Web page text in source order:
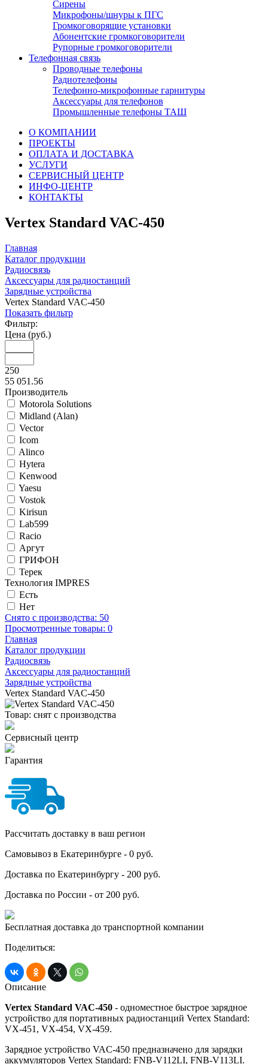
Сирены
Микрофоны/шнуры к ПГС
Громкоговорящие установки
Абонентские громкоговорители
Рупорные громкоговорители
Телефонная связь
Проводные телефоны
Радиотелефоны
Телефонно-микрофонные гарнитуры
Аксессуары для телефонов
Промышленные телефоны ТАШ
О КОМПАНИИ
ПРОЕКТЫ
ОПЛАТА И ДОСТАВКА
УСЛУГИ
СЕРВИСНЫЙ ЦЕНТР
ИНФО-ЦЕНТР
КОНТАКТЫ
Vertex Standard VAC-450
Главная
Каталог продукции
Радиосвязь
Аксессуары для радиостанций
Зарядные устройства
Vertex Standard VAC-450
Показать фильтр
Фильтр:
Цена (руб.)
250
55 051.56
Производитель
Motorola Solutions
Midland (Alan)
Vector
Icom
Alinco
Hytera
Kenwood
Yaesu
Vostok
Kirisun
Lab599
Racio
Аргут
ГРИФОН
Терек
Технология IMPRES
Есть
Нет
Снято с производства: 50
Просмотренные товары: 0
Главная
Каталог продукции
Радиосвязь
Аксессуары для радиостанций
Зарядные устройства
Vertex Standard VAC-450
Товар: снят с производства
Сервисный центр
Гарантия
Рассчитать доставку в ваш регион
Самовывоз в Екатеринбурге - 0 руб.
Доставка по Екатеринбургу - 200 руб.
Доставка по России - от 200 руб.
Бесплатная доставка до транспортной компании
Поделиться:
Описание
Vertex Standard VAC-450 - одноместное быстрое зарядное
устройство для портативных радиостанций Vertex Standard:
VX-451, VX-454, VX-459.
Зарядное устройство VAC-450 предназначено для зарядки
аккумуляторов Vertex Standard: FNB-V112LI, FNB-V113LI.